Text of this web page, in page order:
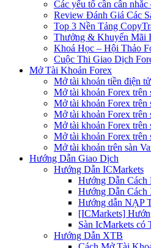
Các yếu tố cần cân
Review Đánh Giá Các
Top 3 Nền Tảng
Thưởng & Khuyến Mãi
Khoá Học – Hội Thảo
Cuộc Thi Giao Dịch
Mở Tài Khoản Forex
Mở tài khoản tiền điện
Mở tài khoản Forex trên
Mở tài khoản Forex
Mở tài khoản Forex trên
Mở tài khoản Forex trên
Mở tài khoản Forex
Mở tài khoản trên sàn
Hướng Dẫn Giao Dịch
Hướng Dẫn ICMarkets
Hướng Dẫn Cách
Hướng Dẫn
Hướng dẫn NẠP
[ICMarkets]
Sàn IcMarkets có
Hướng Dẫn XTB